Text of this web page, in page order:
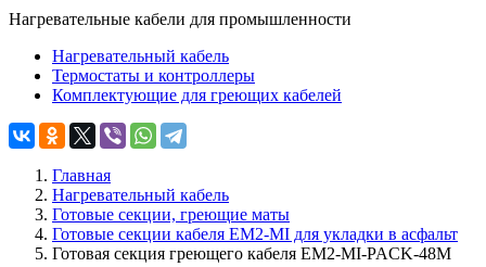
Нагревательные кабели для промышленности
Нагревательный кабель
Термостаты и контроллеры
Комплектующие для греющих кабелей
Главная
Нагревательный кабель
Готовые секции, греющие маты
Готовые секции кабеля EM2-MI для укладки в асфальт
Готовая секция греющего кабеля EM2-MI-PACK-48M